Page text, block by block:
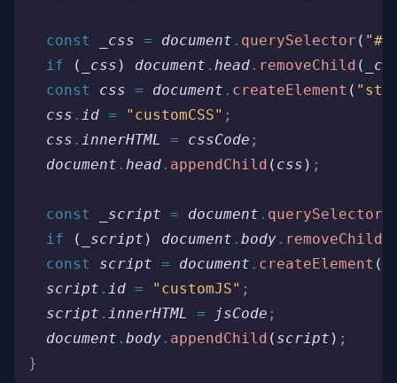
  const
_css = document . querySelector (
  if
( _css ) document . head . removeChild (
  const
css = document . createElement (
  css
. id = "customCSS" ;
  css
. innerHTML = cssCode ;
  document
. head . appendChild ( css ) ;
  const
_script = document . querySelector
  if
( _script ) document . body . removeChild
  const
script = document . createElement (
  script
. id = "customJS" ;
  script
. innerHTML = jsCode ;
  document
. body . appendChild ( script ) ;
}